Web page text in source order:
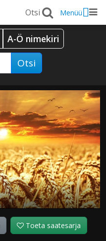
Menüü
A-Ö nimekiri
Otsi
Toeta saatesarja